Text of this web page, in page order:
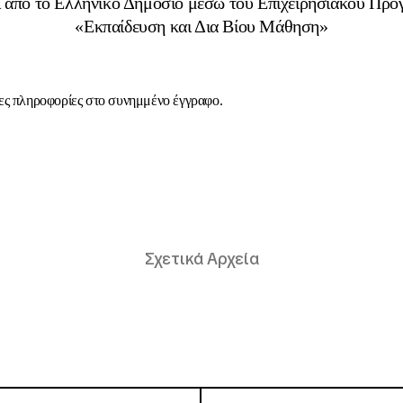
«Εκπαίδευση και Δια Βίου Μάθηση»
πληροφορίες στο συνημμένο έγγραφο.
Σχετικά Αρχεία